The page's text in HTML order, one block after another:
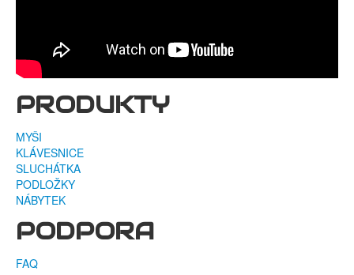
PRODUKTY
MYŠI
KLÁVESNICE
SLUCHÁTKA
PODLOŽKY
NÁBYTEK
PODPORA
FAQ